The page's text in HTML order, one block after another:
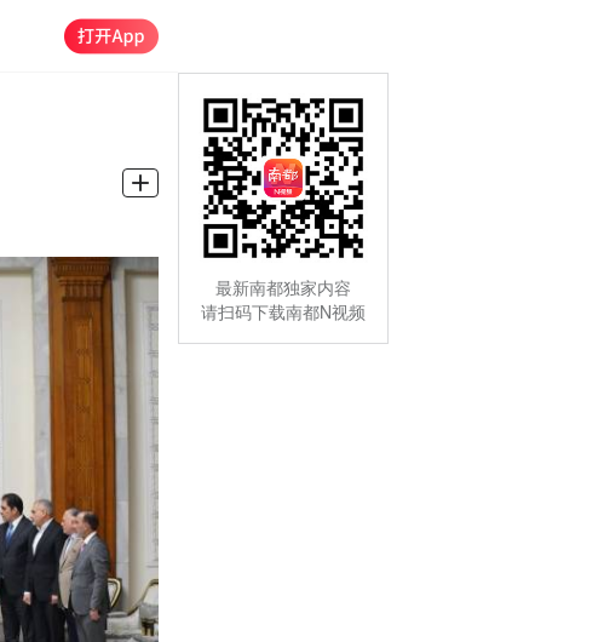
最新南都独家内容
请扫码下载南都N视频